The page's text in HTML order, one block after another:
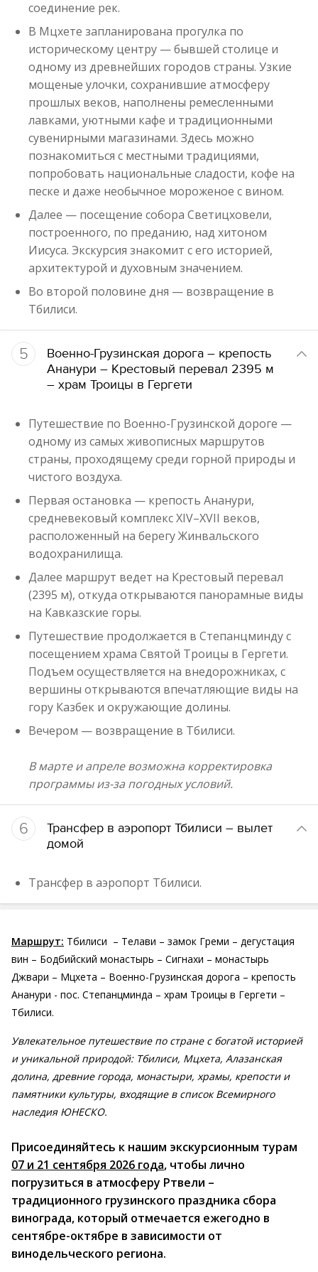
соединение рек.
В Мцхете запланирована прогулка по
историческому центру — бывшей столице и
одному из древнейших городов страны. Узкие
мощеные улочки, сохранившие атмосферу
прошлых веков, наполнены ремесленными
лавками, уютными кафе и традиционными
сувенирными магазинами. Здесь можно
познакомиться с местными традициями,
попробовать национальные сладости, кофе на
песке и даже необычное мороженое с вином.
Далее — посещение собора Светицховели,
построенного, по преданию, над хитоном
Иисуса. Экскурсия знакомит с его историей,
архитектурой и духовным значением.
Во второй половине дня — возвращение в
Тбилиси.
5
Военно-Грузинская дорога – крепость
Ананури – Крестовый перевал 2395 м
– храм Троицы в Гергети
Путешествие по Военно-Грузинской дороге —
одному из самых живописных маршрутов
страны, проходящему среди горной природы и
чистого воздуха.
Первая остановка — крепость Ананури,
средневековый комплекс XIV–XVII веков,
расположенный на берегу Жинвальского
водохранилища.
Далее маршрут ведет на Крестовый перевал
(2395 м), откуда открываются панорамные виды
на Кавказские горы.
Путешествие продолжается в Степанцминду с
посещением храма Святой Троицы в Гергети.
Подъем осуществляется на внедорожниках, с
вершины открываются впечатляющие виды на
гору Казбек и окружающие долины.
Вечером — возвращение в Тбилиси.
В марте и апреле возможна корректировка
программы из-за погодных условий.
6
Трансфер в аэропорт Тбилиси – вылет
домой
Трансфер в аэропорт Тбилиси.
Маршрут: Тбилиси – Телави – замок Греми – дегустация
вин – Бодбийский монастырь – Сигнахи – монастырь
Джвари – Мцхета – Военно-Грузинская дорога – крепость
Ананури - пос. Степанцминда – храм Троицы в Гергети –
Тбилиси.
Увлекательное путешествие по стране с богатой историей
и уникальной природой: Тбилиси, Мцхета, Алазанская
долина, древние города, монастыри, храмы, крепости и
памятники культуры, входящие в список Всемирного
наследия ЮНЕСКО.
Присоединяйтесь к нашим экскурсионным турам
07 и 21 сентября 2026 года, чтобы лично
погрузиться в атмосферу Ртвели –
традиционного грузинского праздника сбора
винограда, который отмечается ежегодно в
сентябре-октябре в зависимости от
винодельческого региона.